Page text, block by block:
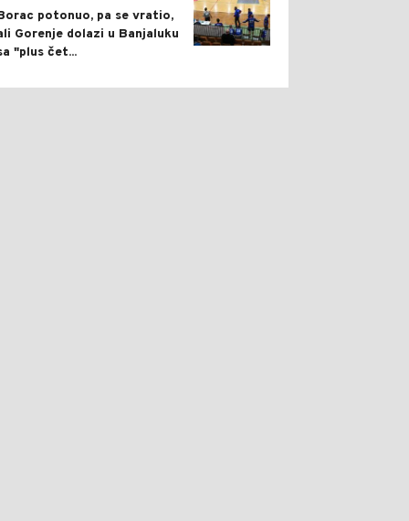
potonuo, pa se vratio,
Gorenje dolazi u Banjaluku
"plus čet...